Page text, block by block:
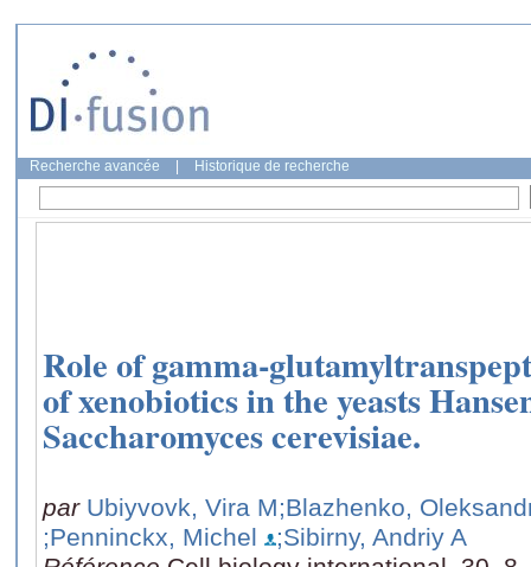
Recherche avancée Historique de recherche
Role of gamma-
of xenobiotics in the yeasts
Saccharomyces cerevisiae.
par Ubiyvovk, Vira M;Blazhenko,
;Penninckx, Michel
;Sibirny, Andriy A